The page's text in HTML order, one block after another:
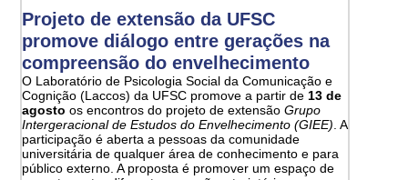
Projeto de extensão da UFSC
promove diálogo entre gerações na
compreensão do envelhecimento
O Laboratório de Psicologia Social da Comunicação e
Cognição (Laccos) da UFSC promove a partir de 13 de
agosto os encontros do projeto de extensãoGrupo
Intergeracional de Estudos do Envelhecimento (GIEE) . A
participação é aberta a pessoas da comunidade
universitária de qualquer área de conhecimento e para
público externo. A proposta é promover um espaço de